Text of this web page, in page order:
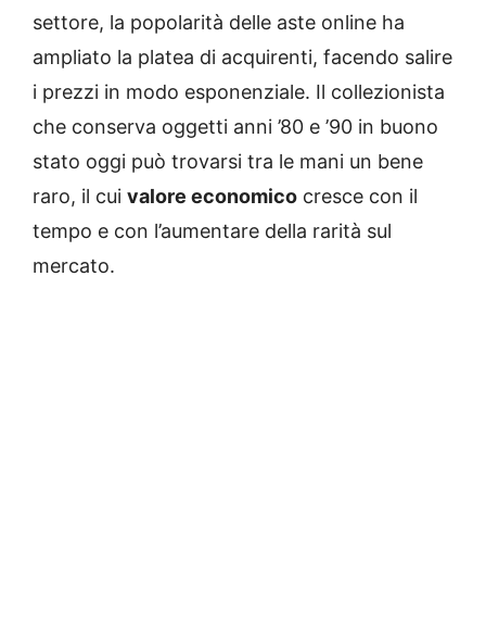
settore, la popolarità delle aste online ha
ampliato la platea di acquirenti, facendo salire
i prezzi in modo esponenziale. Il collezionista
che conserva oggetti anni ’80 e ’90 in buono
stato oggi può trovarsi tra le mani un bene
raro, il cui valore economico cresce con il
tempo e con l’aumentare della rarità sul
mercato.